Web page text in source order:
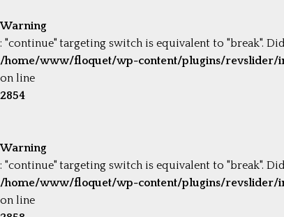
Warning
: "continue" targeting switch is equivalent to "break".
/home/www/floquet/wp-content/plugins/revslider/
on line
2854
Warning
: "continue" targeting switch is equivalent to "break".
/home/www/floquet/wp-content/plugins/revslider/
on line